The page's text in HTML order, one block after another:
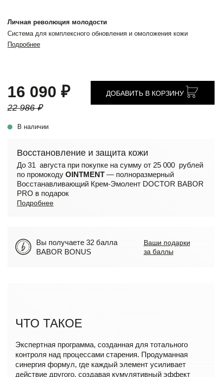
Личная революция молодости
Система для комплексного обновления и омоложения кожи
Подробнее
16 090 ₽
22 986 ₽
В наличии
ДОБАВИТЬ В КОРЗИНУ
Восстановление и защита кожи
До 31 августа при покупке на сумму от 25 000 рублей
по промокоду OINTMENT — полноразмерный
Восстанавливающий Крем-Эмолент DOCTOR BABOR
PRO в подарок
Подробнее
Вы получаете 32 балла
BABOR BONUS
Ваши подарки
за баллы
ЧТО ТАКОЕ
Экспертная программа, созданная для тотального
контроля над процессами старения. Продуманная
синергия формул, где каждый элемент усиливает
действие другого, создавая кумулятивный эффект